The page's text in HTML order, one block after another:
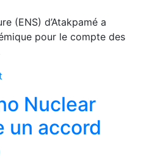
(ENS) d’Atakpamé a
pour le compte des
Nuclear
un accord